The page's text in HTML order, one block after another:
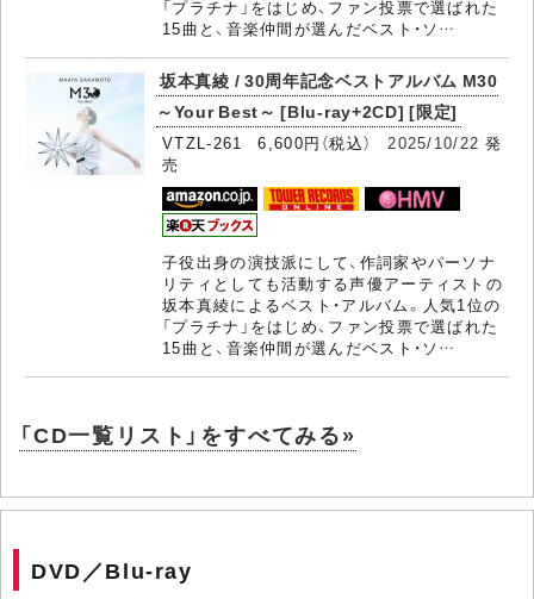
「プラチナ」をはじめ、ファン投票で選ばれた
15曲と、音楽仲間が選んだベスト・ソ…
坂本真綾 / 30周年記念ベストアルバム M30
～Your Best～ [Blu-ray+2CD] [限定]
VTZL-261 6,600円（税込）2025/10/22 発
売
子役出身の演技派にして、作詞家やパーソナ
リティとしても活動する声優アーティストの
坂本真綾によるベスト・アルバム。人気1位の
「プラチナ」をはじめ、ファン投票で選ばれた
15曲と、音楽仲間が選んだベスト・ソ…
「CD一覧リスト」をすべてみる»
DVD／Blu-ray